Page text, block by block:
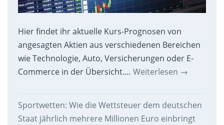
Hier findet ihr aktuelle Kurs-Prognosen von
angesagten Aktien aus verschiedenen Bereichen
wie Technologie, Auto, Versicherungen oder E-
Commerce in der Übersicht.… Weiterlesen →
Sportwetten: Wie die Wettsteuer dem deutschen
Staat jährlich mehrere Millionen Euro einbringt